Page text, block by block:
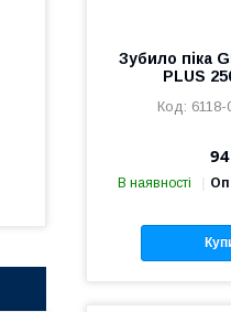
Зубило піка
PLUS
6118-
В наявності